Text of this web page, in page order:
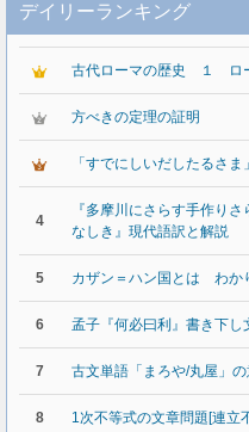
デイリーランキング
古代ローマの歴史 １ ロ
方べきの定理の証明
「すでにしいだしたるさ
4
『多摩川にさらす手作り
なしき』現代語訳と解説
5 カザン＝ハン国とは わか
6 孟子『何必曰利』書き下し
7 古文単語「まろや/丸屋」の
8 1次不等式の文章問題[連立